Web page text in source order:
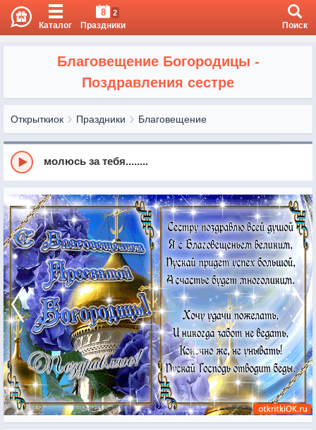
Каталог
8 2
Праздники Поиск
Благовещение Богородицы -
Поздравления сестре
Открыткиок Праздники Благовещение
молюсь за тебя........